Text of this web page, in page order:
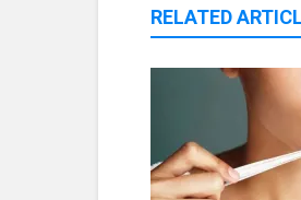
RELATED